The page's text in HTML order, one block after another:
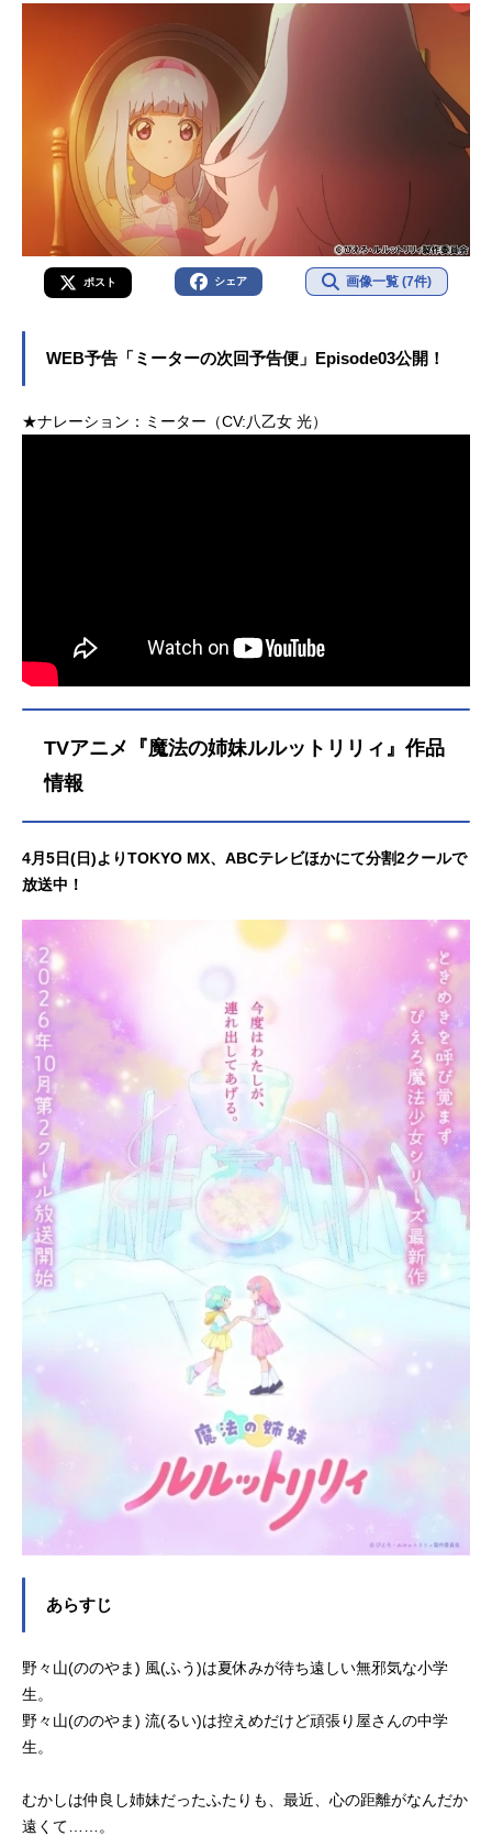
ポスト シェア 画像一覧 (7件)
WEB予告「ミーターの次回予告便」Episode03公開！
★ナレーション：ミーター（CV:八乙女 光）
TVアニメ『魔法の姉妹ルルットリリィ』作品
情報
4月5日(日)よりTOKYO MX、ABCテレビほかにて分割2クールで
放送中！
あらすじ
野々山(ののやま) 風(ふう)は夏休みが待ち遠しい無邪気な小学
生。
野々山(ののやま) 流(るい)は控えめだけど頑張り屋さんの中学
生。
むかしは仲良し姉妹だったふたりも、最近、心の距離がなんだか
遠くて……。